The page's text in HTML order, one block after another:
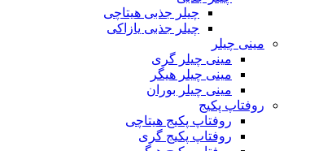
چیلر جذبی هیتاچی
چیلر جذبی یازاکی
مینی چیلر
مینی چیلر گری
مینی چیلر هیگر
مینی چیلر بوران
روفتاپ پکیج
روفتاپ پکیج هیتاچی
روفتاپ پکیج گری